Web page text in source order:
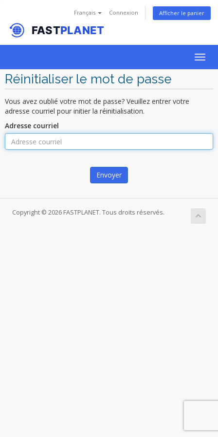
Français Connexion Afficher le panier
Réinitialiser le mot de passe
Vous avez oublié votre mot de passe? Veuillez entrer votre
adresse courriel pour initier la réinitialisation.
Adresse courriel
Envoyer
Copyright © 2026 FASTPLANET. Tous droits réservés.